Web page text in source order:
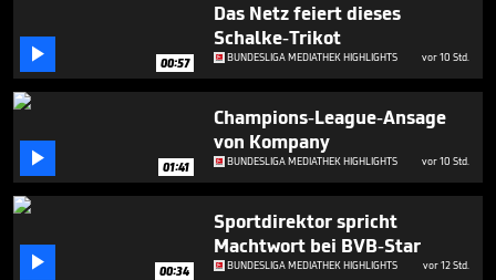
 00:57
Das Netz feiert dieses
Schalke-Trikot
BUNDESLIGA MEDIATHEK HIGHLIGHTS vor 10 Std.
 01:41
Champions-League-Ansage
von Kompany
BUNDESLIGA MEDIATHEK HIGHLIGHTS vor 10 Std.
 00:34
Sportdirektor spricht
Machtwort bei BVB-Star
BUNDESLIGA MEDIATHEK HIGHLIGHTS vor 12 Std.